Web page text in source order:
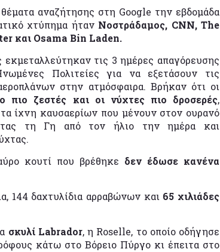
αναζήτησης στη Google την εβδομάδα
χτύπημα ήταν Νοστράδαμος, CNN, The
και Osama Bin Laden.
εκμεταλλεύτηκαν τις 3 ημέρες απαγόρευσης
Πολιτείες για να εξετάσουν τις
στην ατμόσφαιρα. Βρήκαν ότι οι
πιο ζεστές και οι νύχτες πιο δροσερές,
ίχνη καυσαερίων που μένουν στον ουρανό
τη Γη από τον ήλιο την ημέρα και
κουτί που βρέθηκε δεν έδωσε κανένα
144 δαχτυλίδια αρραβώνων και 65 χιλιάδες
σκυλί Labrador, η Roselle, το οποίο οδήγησε
κάτω στο Βόρειο Πύργο κι έπειτα στο